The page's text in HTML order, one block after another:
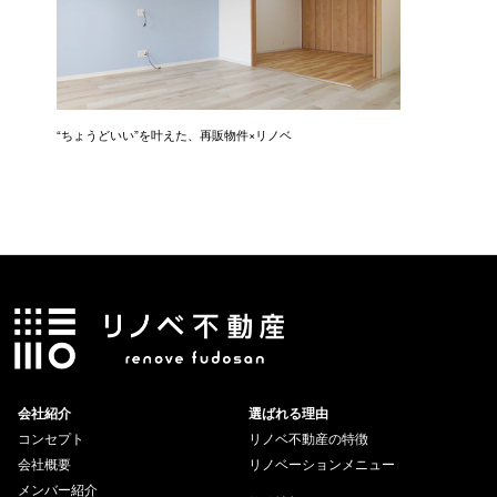
“ちょうどいい”を叶えた、再販物件×リノベ
会社紹介
コンセプト
会社概要
メンバー紹介
選ばれる理由
リノベ不動産の特徴
リノベーションメニュー